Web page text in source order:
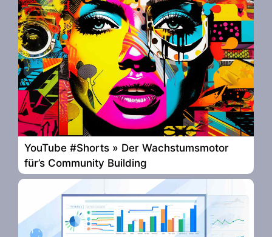
YouTube #Shorts » Der Wachstumsmotor
für’s Community Building